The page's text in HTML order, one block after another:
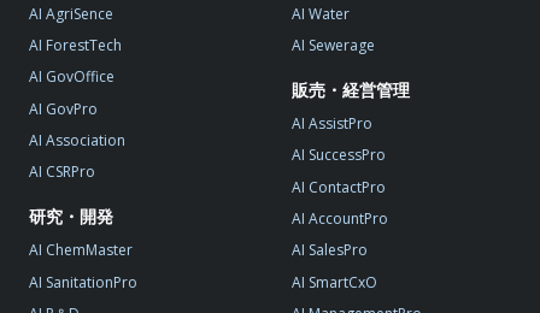
AI AgriSence
AI ForestTech
AI GovOffice
AI GovPro
AI Association
AI CSRPro
研究・開発
AI ChemMaster
AI SanitationPro
AI Water
AI Sewerage
販売・経営管理
AI AssistPro
AI SuccessPro
AI ContactPro
AI AccountPro
AI SalesPro
AI SmartCxO